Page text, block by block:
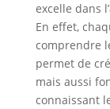
excelle dans
En effet,
comprendre
permet de
mais aussi
connaissant